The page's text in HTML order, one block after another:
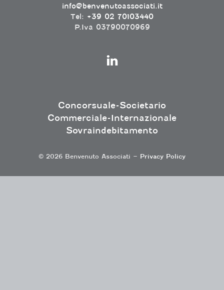
info@benvenutoassociati.it
Tel: +39 02 70103440
P.Iva 03790070969
Concorsuale-Societario
Commerciale-Internazionale
Sovraindebitamento
© 2026 Benvenuto Associati – Privacy Policy